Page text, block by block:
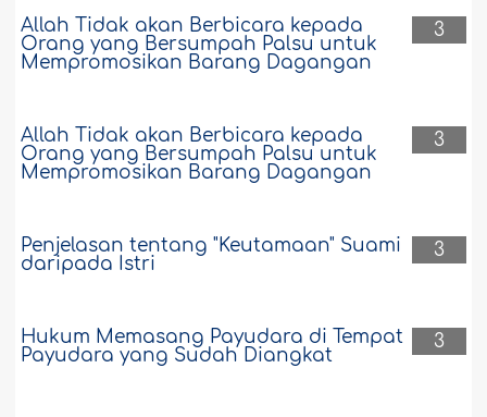
3
Allah Tidak akan Berbicara kepada
Orang yang Bersumpah Palsu untuk
Mempromosikan Barang Dagangan
3
Allah Tidak akan Berbicara kepada
Orang yang Bersumpah Palsu untuk
Mempromosikan Barang Dagangan
3
Penjelasan tentang "Keutamaan" Suami
daripada Istri
3
Hukum Memasang Payudara di Tempat
Payudara yang Sudah Diangkat